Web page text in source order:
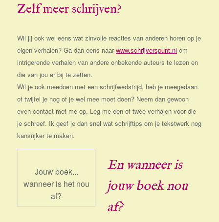
Zelf meer schrijven?
Wil jij ook wel eens wat zinvolle reacties van anderen horen op je
eigen verhalen? Ga dan eens naarwww.schrijverspunt.nl om
intrigerende verhalen van andere onbekende auteurs te lezen en
die van jou er bij te zetten.
Wil je ook meedoen met een schrijfwedstrijd, heb je meegedaan
of twijfel je nog of je wel mee moet doen? Neem dan gewoon
even contact met me op. Leg me een of twee verhalen voor die
je schreef. Ik geef je dan snel wat schrijftips om je tekstwerk nog
kansrijker te maken.
Jouw boek...
wanneer is het nou
af?
En wanneer is
jouw boek nou
af?